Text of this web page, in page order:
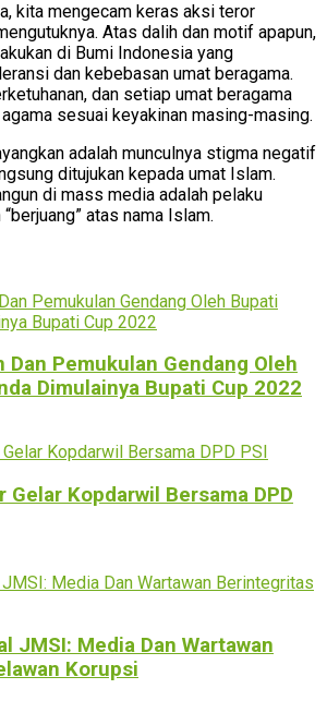
kita mengecam keras aksi teror
Atas dalih dan motif apapun,
di Bumi Indonesia yang
dan kebebasan umat beragama.
dan setiap umat beragama
sesuai keyakinan masing-masing.
adalah munculnya stigma negatif
ditujukan kepada umat Islam.
di mass media adalah pelaku
atas nama Islam.
Dan Pemukulan Gendang Oleh
Dimulainya Bupati Cup 2022
Gelar Kopdarwil Bersama DPD
JMSI: Media Dan Wartawan
Korupsi